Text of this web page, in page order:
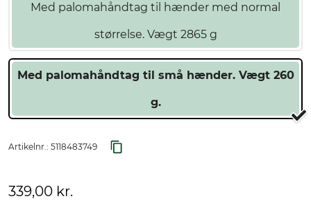
Med palomahåndtag til hænder med normal
størrelse. Vægt 2865 g
Med palomahåndtag til små hænder. Vægt 260
g.
Artikelnr.: 5118483749
339,00 kr.